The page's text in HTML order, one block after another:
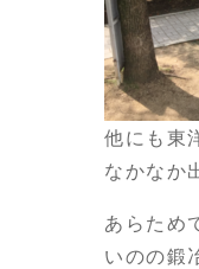
他にも東
なかなか
あらため
いのの鍛